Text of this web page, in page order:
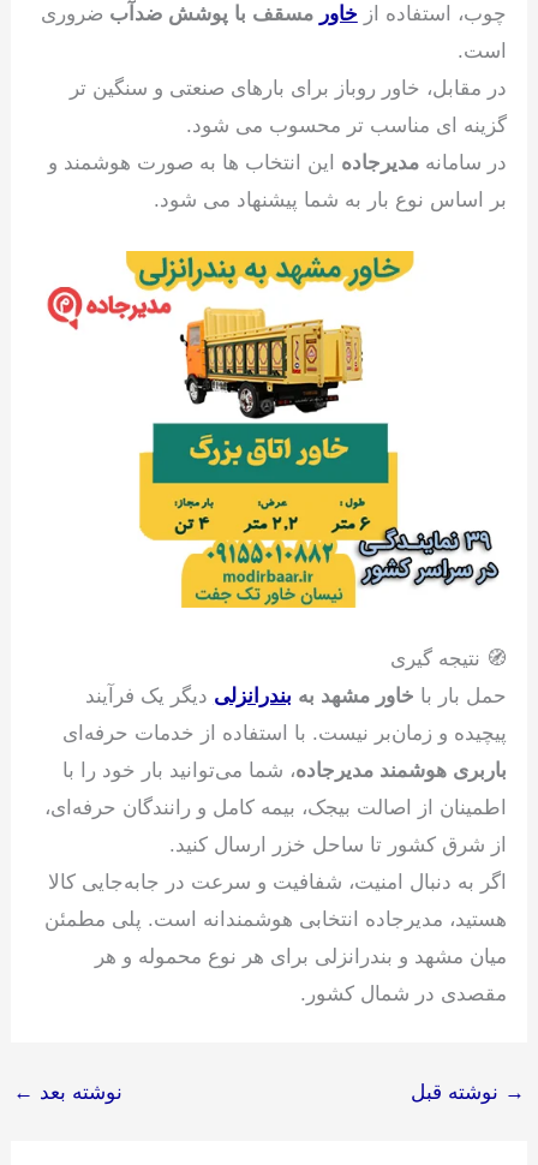
چوب، استفاده از خاور مسقف با پوشش ضدآب ضروری
است.
در مقابل، خاور روباز برای بارهای صنعتی و سنگین تر
گزینه ای مناسب تر محسوب می شود.
در سامانهمدیرجاده این انتخاب ها به صورت هوشمند و
بر اساس نوع بار به شما پیشنهاد می شود.
🧭 نتیجه گیری
حمل بار با خاور مشهد به بندرانزلی دیگر یک فرآیند
پیچیده و زمان‌بر نیست. با استفاده از خدمات حرفه‌ای
باربری هوشمند مدیرجاده، شما می‌توانید بار خود را با
اطمینان از اصالت بیجک، بیمه کامل و رانندگان حرفه‌ای،
از شرق کشور تا ساحل خزر ارسال کنید.
اگر به دنبال امنیت، شفافیت و سرعت در جابه‌جایی کالا
هستید، مدیرجاده انتخابی هوشمندانه است. پلی مطمئن
میان مشهد و بندرانزلی برای هر نوع محموله و هر
مقصدی در شمال کشور.
→ نوشته قبل نوشته بعد ←